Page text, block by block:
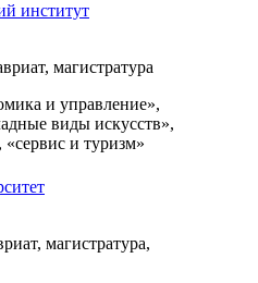
институт
магистратура
и управление»,
виды искусств»,
«сервис и туризм»
магистратура,